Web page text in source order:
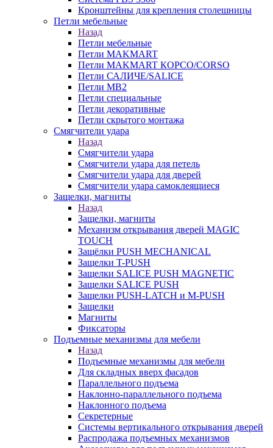
Кронштейны для крепления столешницы
Петли мебельные
Назад
Петли мебельные
Петли MAKMART
Петли MAKMART КОРСО/CORSO
Петли САЛИЧЕ/SALICE
Петли MB2
Петли специальные
Петли декоративные
Петли скрытого монтажа
Смягчители удара
Назад
Смягчители удара
Смягчители удара для петель
Смягчители удара для дверей
Cмягчители удара самоклеящиеся
Защелки, магниты
Назад
Защелки, магниты
Механизм открывания дверей MAGIC
TOUCH
Защёлки PUSH MECHANICAL
Защелки T-PUSH
Защелки SALICE PUSH MAGNETIC
Защелки SALICE PUSH
Защелки PUSH-LATCH и M-PUSH
Защелки
Магниты
Фиксаторы
Подъемные механизмы для мебели
Назад
Подъемные механизмы для мебели
Для складных вверх фасадов
Параллельного подъема
Наклонно-параллельного подъема
Наклонного подъема
Секретерные
Системы вертикального открывания дверей
Распродажа подъемных механизмов